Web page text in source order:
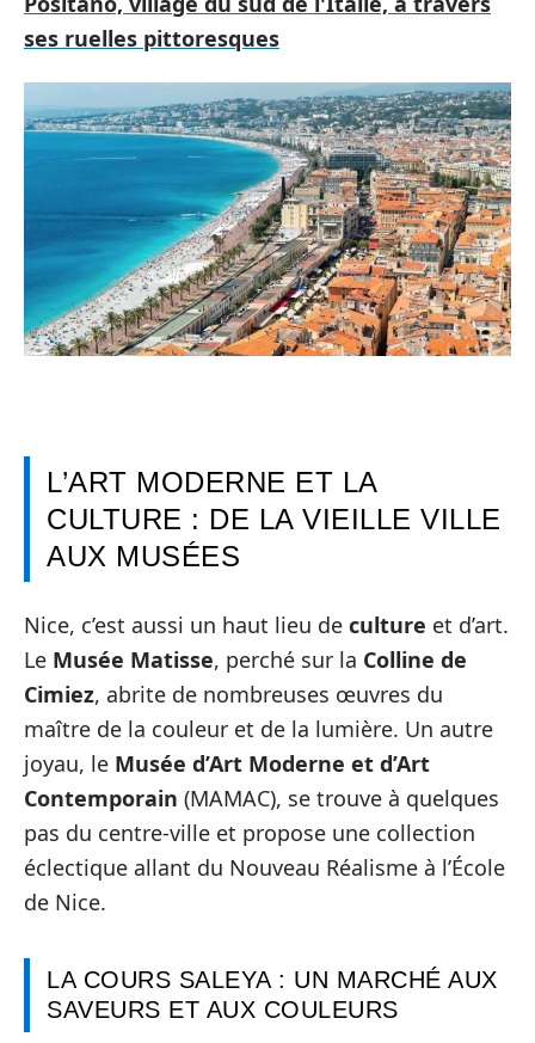
ses ruelles pittoresques
L’ART MODERNE ET LA
CULTURE : DE LA VIEILLE VILLE
AUX MUSÉES
Nice, c’est aussi un haut lieu de culture et d’art.
Le Musée Matisse, perché sur la Colline de
Cimiez, abrite de nombreuses œuvres du
maître de la couleur et de la lumière. Un autre
joyau, le Musée d’Art Moderne et d’Art
Contemporain (MAMAC), se trouve à quelques
pas du centre-ville et propose une collection
éclectique allant du Nouveau Réalisme à l’École
de Nice.
LA COURS SALEYA : UN MARCHÉ AUX
SAVEURS ET AUX COULEURS